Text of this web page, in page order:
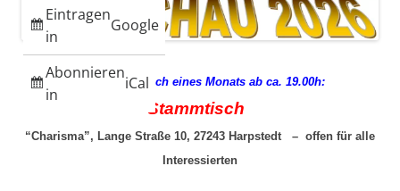
Eintragen
in
Google
Abonnieren
in
iCal
jeden 3. Mittwoch eines Monats ab ca. 19.00h:
Stammtisch
“Charisma”, Lange Straße 10, 27243 Harpstedt – offen für alle
Interessierten